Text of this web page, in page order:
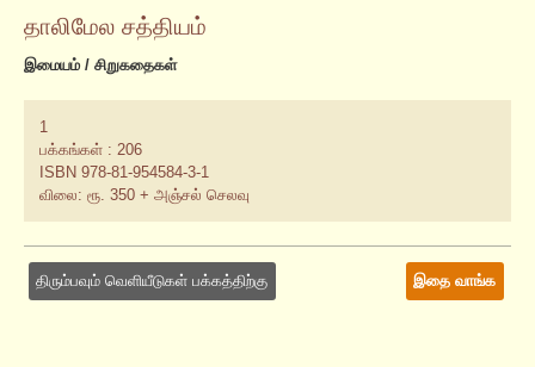
தாலிமேல சத்தியம்
இமையம் / சிறுகதைகள்
1
பக்கங்கள் : 206
ISBN 978-81-954584-3-1
விலை: ரூ. 350 + அஞ்சல் செலவு
திரும்பவும் வெளியீடுகள் பக்கத்திற்கு இதை வாங்க